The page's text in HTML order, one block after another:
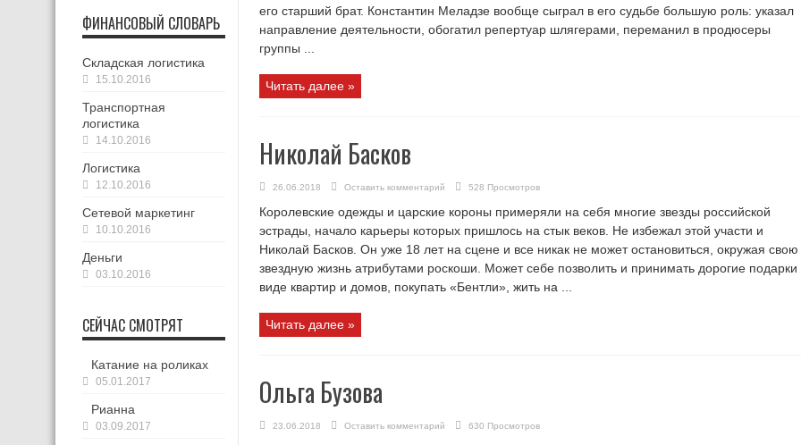
его старший брат. Константин Меладзе вообще сыграл в его судьбе большую роль: указал
направление деятельности, обогатил репертуар шлягерами, переманил в продюсеры
группы ...
Читать далее »
Николай Басков
26.06.2018 Оставить комментарий 528 Просмотров
Королевские одежды и царские короны примеряли на себя многие звезды российской
эстрады, начало карьеры которых пришлось на стык веков. Не избежал этой участи и
Николай Басков. Он уже 18 лет на сцене и все никак не может остановиться, окружая свою
звездную жизнь атрибутами роскоши. Может себе позволить и принимать дорогие подарки
виде квартир и домов, покупать «Бентли», жить на ...
Читать далее »
Ольга Бузова
23.06.2018 Оставить комментарий 630 Просмотров
ФИНАНСОВЫЙ СЛОВАРЬ
Складская логистика
15.10.2016
Транспортная
логистика
14.10.2016
Логистика
12.10.2016
Сетевой маркетинг
10.10.2016
Деньги
03.10.2016
СЕЙЧАС СМОТРЯТ
Катание на роликах
05.01.2017
Рианна
03.09.2017